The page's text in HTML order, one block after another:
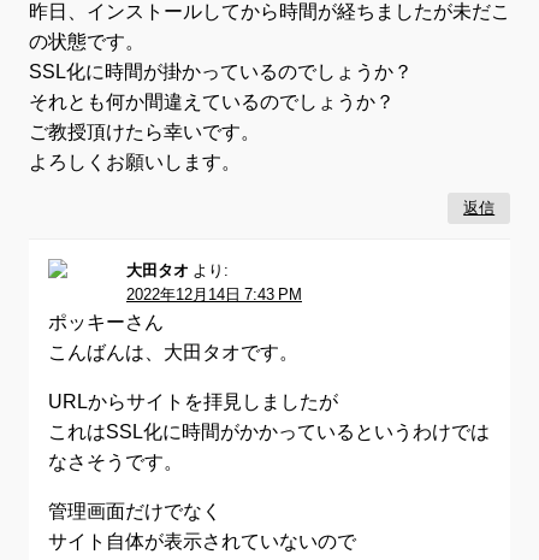
昨日、インストールしてから時間が経ちましたが未だこ
の状態です。
SSL化に時間が掛かっているのでしょうか？
それとも何か間違えているのでしょうか？
ご教授頂けたら幸いです。
よろしくお願いします。
返信
大田タオ より:
2022年12月14日 7:43 PM
ポッキーさん
こんばんは、大田タオです。
URLからサイトを拝見しましたが
これはSSL化に時間がかかっているというわけでは
なさそうです。
管理画面だけでなく
サイト自体が表示されていないので